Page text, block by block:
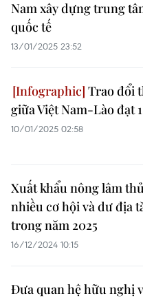
Nam xây dựng trung
quốc tế
13/01/2025 23:52
Trao đổi
giữa Việt Nam-Lào đạt
10/01/2025 02:58
Xuất khẩu nông lâm
nhiều cơ hội và dư địa
trong năm 2025
16/12/2024 10:15
Đưa quan hệ hữu nghị